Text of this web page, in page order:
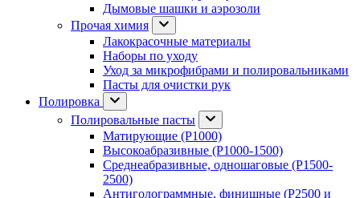
Дымовые шашки и аэрозоли
Прочая химия
Лакокрасочные материалы
Наборы по уходу
Уход за микрофибрами и полировальниками
Пасты для очистки рук
Полировка
Полировальные пасты
Матирующие (P1000)
Высокоабразивные (P1000-1500)
Среднеабразивные, одношаговые (P1500-
2500)
Антиголограммные, финишные (P2500 и